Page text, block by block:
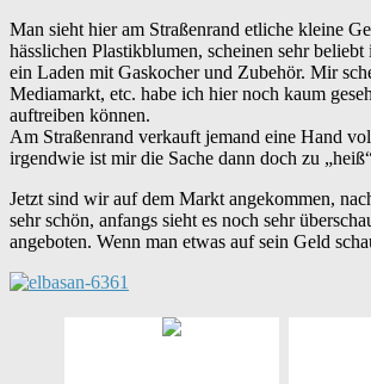
Man sieht hier am Straßenrand etliche kleine
hässlichen Plastikblumen, scheinen sehr
ein Laden mit Gaskocher und Zubehör. Mir
Mediamarkt, etc. habe ich hier noch kaum
auftreiben können.
Am Straßenrand verkauft jemand eine Hand
irgendwie ist mir die Sache dann doch zu
Jetzt sind wir auf dem Markt angekommen,
sehr schön, anfangs sieht es noch sehr
angeboten. Wenn man etwas auf sein Geld